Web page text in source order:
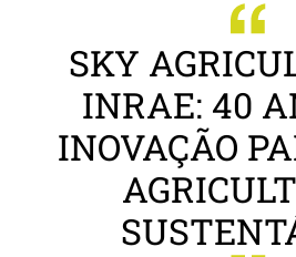
SKY
INRAE: 40
INOVAÇÃO